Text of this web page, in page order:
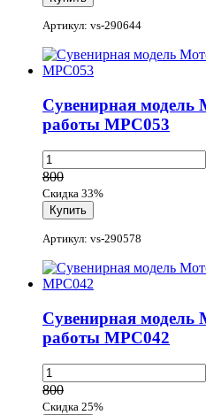
Артикул: vs-290644
Сувенирная модель
работы МРС053
800
Скидка 33%
Артикул: vs-290578
Сувенирная модель
работы МРС042
800
Скидка 25%